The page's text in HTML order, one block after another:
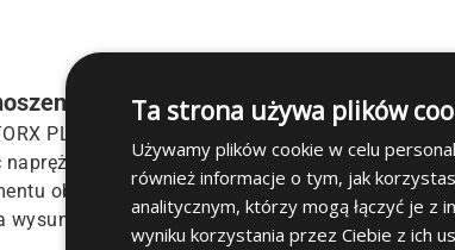
momentu obrotowego
PLUS ® liminuje siły
elementu złącznego. Zapewnia to
obrotowego i ostatecznie wymagane
wysunięcia krzywki .
Ta strona używa plików
Używamy plików cookie w celu
również informacje o tym, jak
analitycznym, którzy mogą łączyć je z
wyniku korzystania przez Ciebie z ich